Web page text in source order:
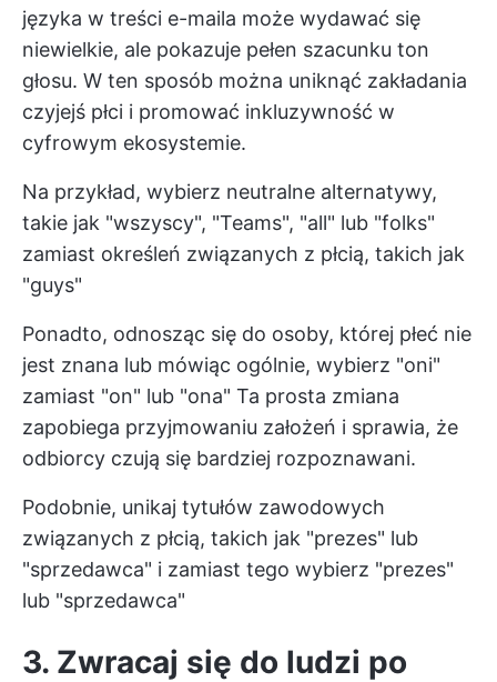
języka w treści e-maila może wydawać się
niewielkie, ale pokazuje pełen szacunku ton
głosu. W ten sposób można uniknąć zakładania
czyjejś płci i promować inkluzywność w
cyfrowym ekosystemie.
Na przykład, wybierz neutralne alternatywy,
takie jak "wszyscy", "Teams", "all" lub "folks"
zamiast określeń związanych z płcią, takich jak
"guys"
Ponadto, odnosząc się do osoby, której płeć nie
jest znana lub mówiąc ogólnie, wybierz "oni"
zamiast "on" lub "ona" Ta prosta zmiana
zapobiega przyjmowaniu założeń i sprawia, że
odbiorcy czują się bardziej rozpoznawani.
Podobnie, unikaj tytułów zawodowych
związanych z płcią, takich jak "prezes" lub
"sprzedawca" i zamiast tego wybierz "prezes"
lub "sprzedawca"
3. Zwracaj się do ludzi po